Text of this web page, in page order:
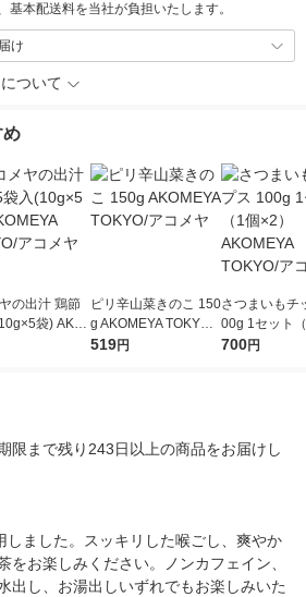
基本配送料を当社が負担いたします。
け
ついて
め
の出汁 鶏節
袋) AKO
アコメ
ピリ辛山菜きのこ 150
g AKOMEYA TOKYO/
アコメヤ
519円
さつまいもチ
00g 1セット
2）
700円
限まで残り243日以上の商品をお届けし
しました。スッキリした喉ごし、爽やか
をお楽しみください。ノンカフェイン、
出し、お湯出しいずれでもお楽しみいた